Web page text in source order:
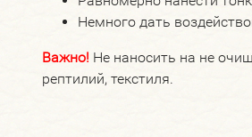
Немного дать
Важно! Не наносить на не
рептилий, текстиля.